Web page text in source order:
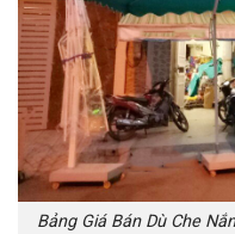
Bảng Giá Bán Dù Che